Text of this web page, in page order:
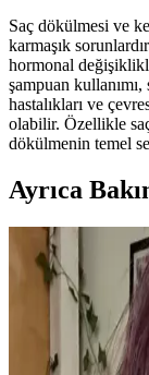
Saç dökülmesi ve
karmaşık
hormonal
şampuan
hastalıkları ve
olabilir. Özellikle
dökülmenin temel
Ayrıca
Orginx Hızlı
Yağı ile Saç
Orginx'in saç
destekleyerek
Düzenli kullanım